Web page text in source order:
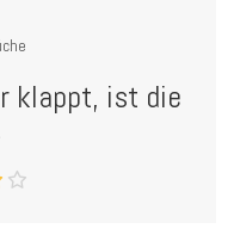
klappt, ist die